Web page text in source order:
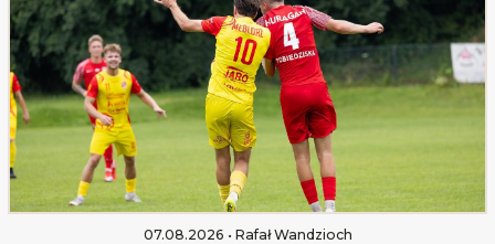
07.08.2026 • Rafał Wandzioch